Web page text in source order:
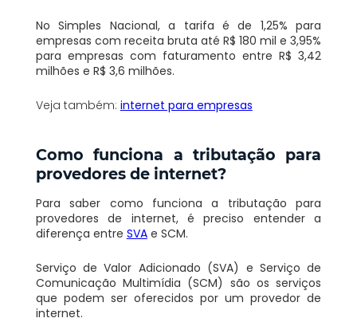
No Simples Nacional, a tarifa é de 1,25% para
empresas com receita bruta até R$ 180 mil e 3,95%
para empresas com faturamento entre R$ 3,42
milhões e R$ 3,6 milhões.
Veja também: internet para empresas
Como funciona a tributação para
provedores de internet?
Para saber como funciona a tributação para
provedores de internet, é preciso entender a
diferença entre SVAe SCM.
Serviço de Valor Adicionado (SVA) e Serviço de
Comunicação Multimídia (SCM) são os serviços
que podem ser oferecidos por um provedor de
internet.